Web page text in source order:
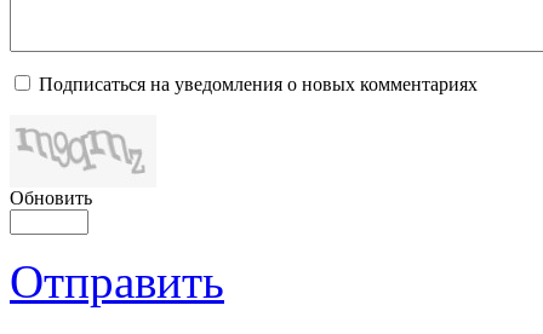
Подписаться на уведомления о новых комментариях
Обновить
Отправить